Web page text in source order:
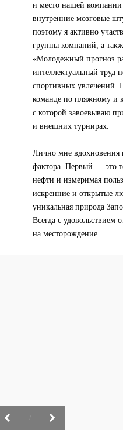
и место нашей компании
внутренние мозговые
поэтому я активно
группы компаний, а
«Молодежный прогноз
интеллектуальный труд
спортивных увлечений.
команде по пляжному и
с которой завоевываю
и внешних турнирах.
Лично мне вдохновения
фактора. Первый — это
нефти и измеримая
искренние и открытые
уникальная природа
Всегда с удовольствием
на месторождение.